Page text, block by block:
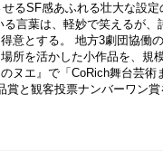
るSF感あふれる壮大な設定
言葉は、軽妙で笑えるが
意とする。 地方3劇団協働
所を活かした小作品を、規
ヌエ』で「CoRich舞台芸術
賞と観客投票ナンバーワン